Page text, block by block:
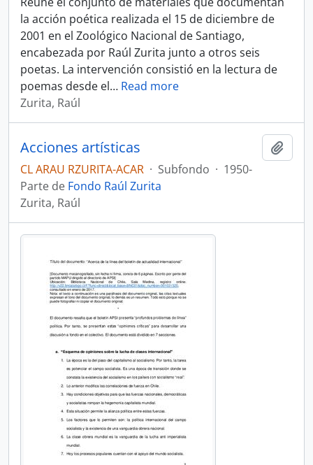
la acción poética realizada el 15 de diciembre de
2001 en el Zoológico Nacional de Santiago,
encabezada por Raúl Zurita junto a otros seis
poetas. La intervención consistió en la lectura de
poemas desde el… Read more
Zurita, Raúl
Acciones artísticas
CL ARAU RZURITA-ACAR · Subfondo · 1950-
Parte de Fondo Raúl Zurita
Zurita, Raúl